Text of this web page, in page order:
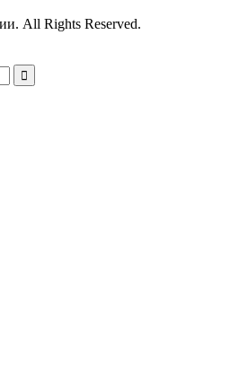
All Rights Reserved.